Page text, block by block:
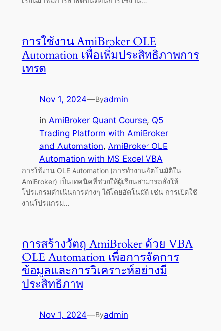
การใช้งาน AmiBroker OLE
Automation เพื่อเพิ่มประสิทธิภาพการ
เทรด
Nov 1, 2024—Byadmin
in AmiBroker Quant Course, Q5
Trading Platform with AmiBroker
and Automation, AmiBroker OLE
Automation with MS Excel VBA
การใช้งาน OLE Automation (การทำงานอัตโนมัติใน
AmiBroker) เป็นเทคนิคที่ช่วยให้ผู้เรียนสามารถสั่งให้
โปรแกรมดำเนินการต่างๆ ได้โดยอัตโนมัติ เช่น การเปิดใช้
งานโปรแกรม…
การสร้างวัตถุ AmiBroker ด้วย VBA
OLE Automation เพื่อการจัดการ
ข้อมูลและการวิเคราะห์อย่างมี
ประสิทธิภาพ
Nov 1, 2024—Byadmin